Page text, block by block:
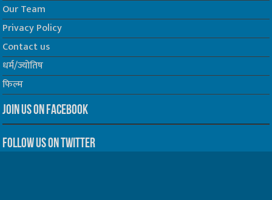
Our Team
Privacy Policy
Contact us
धर्म/ज्योतिष
फिल्म
Join us on Facebook
Follow us on Twitter